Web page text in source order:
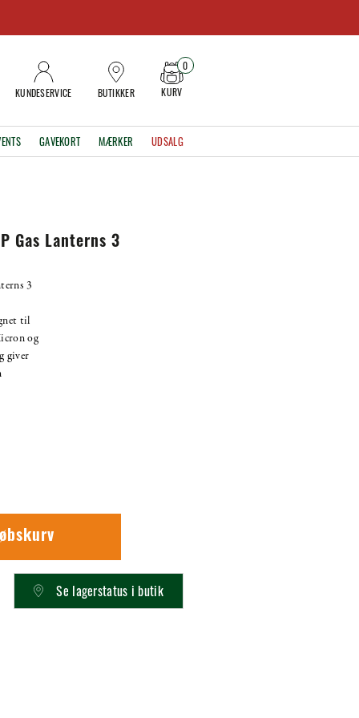
KUNDESERVICE BUTIKKER KURV
0
GAVEKORT MÆRKER UDSALG
Gas Lanterns 3
3
til
og
giver
Se lagerstatus i butik